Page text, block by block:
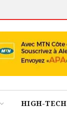
HIGH-TECH